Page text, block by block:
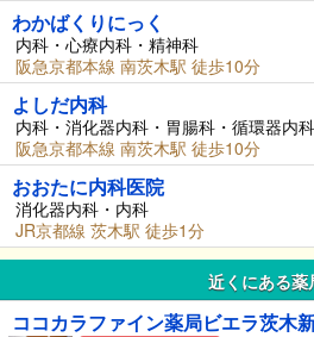
わかばくりにっく
内科・心療内科・精神科
阪急京都本線 南茨木駅 徒歩10分
よしだ内科
内科・消化器内科・胃腸科・循環器内科
阪急京都本線 南茨木駅 徒歩10分
おおたに内科医院
消化器内科・内科
JR京都線 茨木駅 徒歩1分
近くにある薬
ココカラファイン薬局ビエラ茨木